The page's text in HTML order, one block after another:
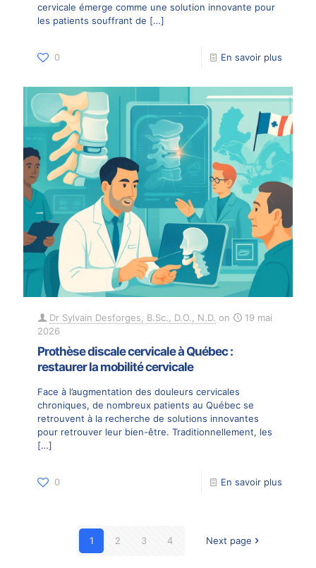
cervicale émerge comme une solution innovante pour
les patients souffrant de […]
0 En savoir plus
Dr Sylvain Desforges, B.Sc., D.O., N.D. on
19 mai
2026
Prothèse discale cervicale à Québec :
restaurer la mobilité cervicale
Face à l’augmentation des douleurs cervicales
chroniques, de nombreux patients au Québec se
retrouvent à la recherche de solutions innovantes
pour retrouver leur bien-être. Traditionnellement, les
[…]
0 En savoir plus
1 2 3 4 Next page